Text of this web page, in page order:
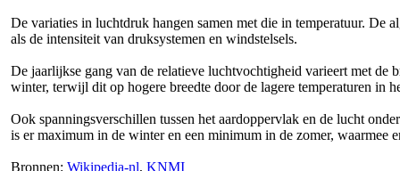
De variaties in luchtdruk hangen samen met die in temperatuur. De
als de intensiteit van druksystemen en windstelsels.
De jaarlijkse gang van de relatieve luchtvochtigheid varieert met de
winter, terwijl dit op hogere breedte door de lagere temperaturen in
Ook spanningsverschillen tussen het aardoppervlak en de lucht
is er maximum in de winter en een minimum in de zomer, waarmee
Bronnen: Wikipedia-nl, KNMI